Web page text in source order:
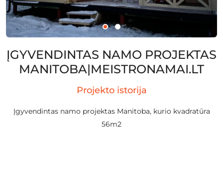
ĮGYVENDINTAS NAMO PROJEKTAS
MANITOBA|MEISTRONAMAI.LT
Projekto istorija
Įgyvendintas namo projektas Manitoba, kurio kvadratūra
56m2